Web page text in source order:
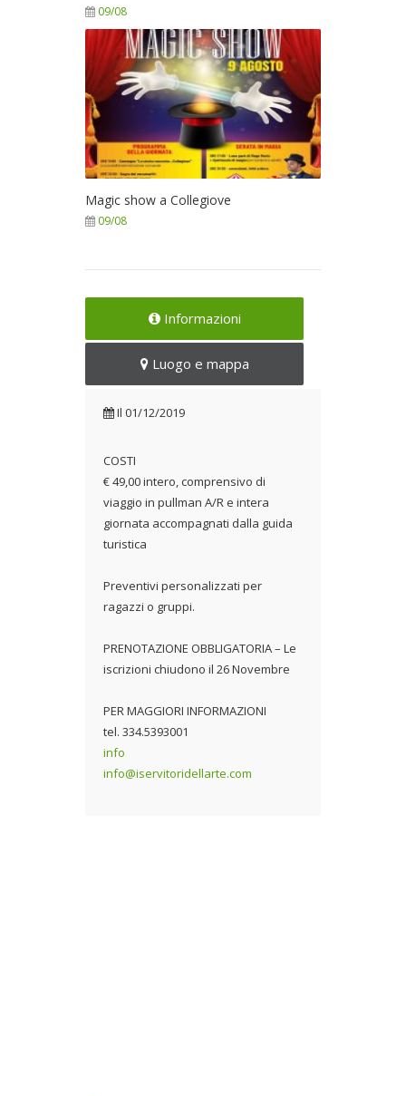
09/08
Magic show a Collegiove
09/08
Informazioni
Luogo e mappa
Il 01/12/2019
COSTI
€ 49,00 intero, comprensivo di
viaggio in pullman A/R e intera
giornata accompagnati dalla guida
turistica
Preventivi personalizzati per
ragazzi o gruppi.
PRENOTAZIONE OBBLIGATORIA – Le
iscrizioni chiudono il 26 Novembre
PER MAGGIORI INFORMAZIONI
tel. 334.5393001
info
info@iservitoridellarte.com